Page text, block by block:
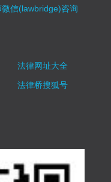
信(lawbridge)咨询
法律网址大全
法律桥搜狐号